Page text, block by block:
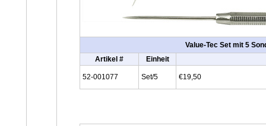
Value-Tec Set mit 5
Artikel #
Einheit
52-001077 Set/5 €19,50